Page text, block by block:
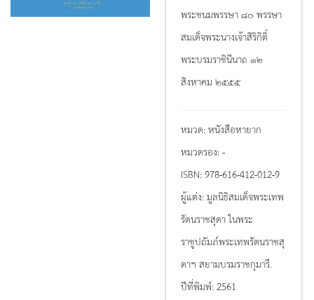
พระชนมพรรษา ๘๐ พรรษา
สมเด็จพระนางเจ้าสิริกิติ์
พระบรมราชินีนาถ ๑๒
สิงหาคม ๒๕๕๕
หมวด:หนังสือหายาก
หมวดรอง:-
ISBN:978-616-412-012-9
ผู้แต่ง:มูลนิธิสมเด็จพระเทพ
รัตนราชสุดา ในพระ
ราชูปถัมภ์พระเทพรัตนราชสุ
ดาฯ สยามบรมราชกุมารี.
ปีที่พิมพ์:2561